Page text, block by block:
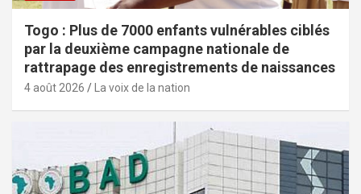
Togo : Plus de 7000 enfants vulnérables ciblés
par la deuxième campagne nationale de
rattrapage des enregistrements de naissances
4 août 2026 La voix de la nation